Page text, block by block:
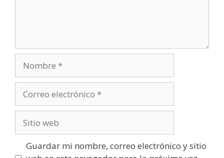
electrónico
web
Guardar mi nombre, correo electrónico y sitio